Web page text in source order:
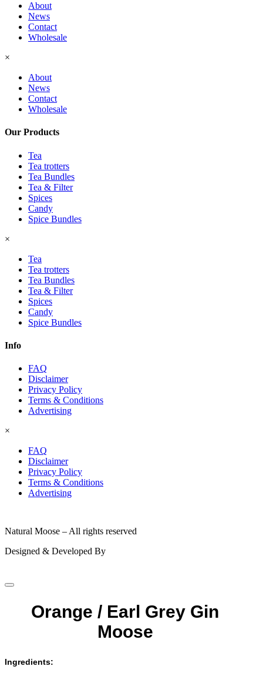
About
News
Contact
Wholesale
×
About
News
Contact
Wholesale
Our Products
Tea
Tea trotters
Tea Bundles
Tea & Filter
Spices
Candy
Spice Bundles
×
Tea
Tea trotters
Tea Bundles
Tea & Filter
Spices
Candy
Spice Bundles
Info
FAQ
Disclaimer
Privacy Policy
Terms & Conditions
Advertising
×
FAQ
Disclaimer
Privacy Policy
Terms & Conditions
Advertising
Natural Moose – All rights reserved
Designed & Developed By
Orange / Earl Grey Gin
Moose
Ingredients: